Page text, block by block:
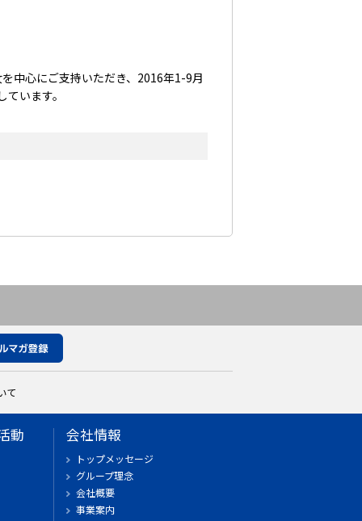
中心にご支持いただき、2016年1-9月
います。
て
動 会社情報
トップメッセージ
グループ理念
会社概要
事業案内